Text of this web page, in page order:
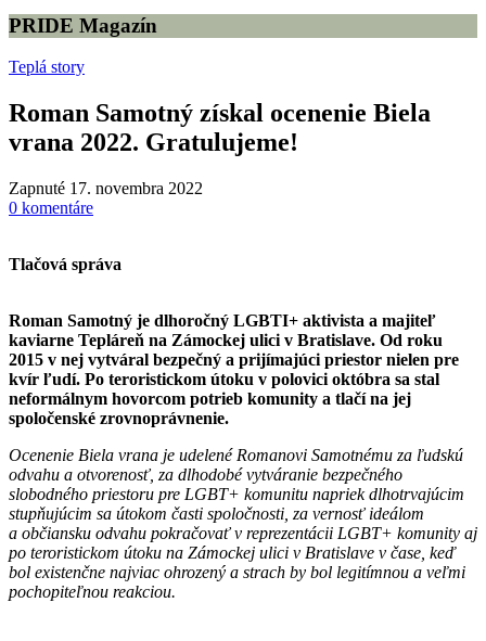
PRIDE Magazín
Teplá story
Roman Samotný získal ocenenie Biela
vrana 2022. Gratulujeme!
Zapnuté 17. novembra 2022
0 komentáre
Tlačová správa
Roman Samotný je dlhoročný LGBTI+ aktivista a majiteľ
kaviarne Tepláreň na Zámockej ulici v Bratislave. Od roku
2015 v nej vytváral bezpečný a prijímajúci priestor nielen pre
kvír ľudí. Po teroristickom útoku v polovici októbra sa stal
neformálnym hovorcom potrieb komunity a tlačí na jej
spoločenské zrovnoprávnenie.
Ocenenie Biela vrana je udelené Romanovi Samotnému za ľudskú
odvahu a otvorenosť, za dlhodobé vytváranie bezpečného
slobodného priestoru pre LGBT+ komunitu napriek dlhotrvajúcim
stupňujúcim sa útokom časti spoločnosti, za vernosť ideálom
a občiansku odvahu pokračovať v reprezentácii LGBT+ komunity aj
po teroristickom útoku na Zámockej ulici v Bratislave v čase, keď
bol existenčne najviac ohrozený a strach by bol legitímnou a veľmi
pochopiteľnou reakciou.